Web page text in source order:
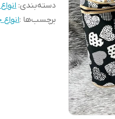
دسته‌بندی:
برچسب‌ها :